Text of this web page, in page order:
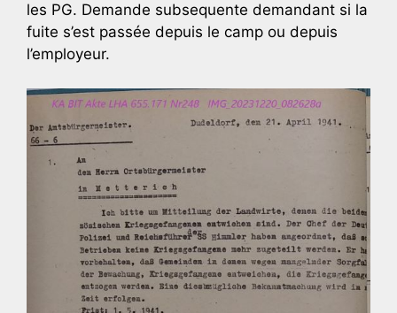
les PG. Demande subsequente demandant si la
fuite s’est passée depuis le camp ou depuis
l’employeur.